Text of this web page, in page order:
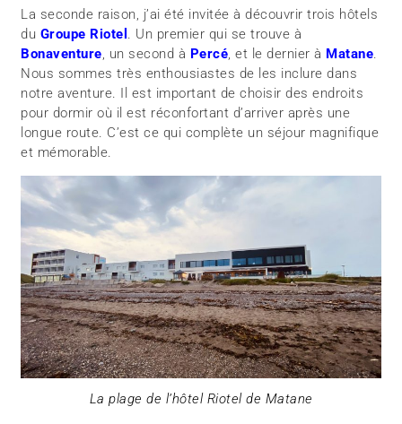
La seconde raison, j’ai été invitée à découvrir trois hôtels
du Groupe Riotel . Un premier qui se trouve à
Bonaventure, un second à Percé, et le dernier à Matane.
Nous sommes très enthousiastes de les inclure dans
notre aventure. Il est important de choisir des endroits
pour dormir où il est réconfortant d’arriver après une
longue route. C’est ce qui complète un séjour magnifique
et mémorable.
La plage de l’hôtel Riotel de Matane